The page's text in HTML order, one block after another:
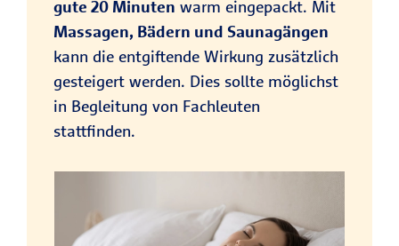
gute 20 Minuten warm eingepackt. Mit
Massagen, Bädern und Saunagängen
kann die entgiftende Wirkung zusätzlich
gesteigert werden. Dies sollte möglichst
in Begleitung von Fachleuten
stattfinden.